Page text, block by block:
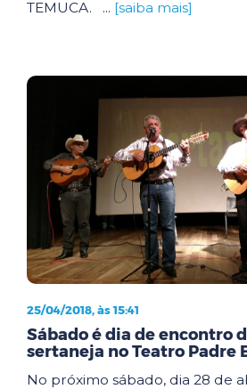
TEMUCA. ... [saiba mais]
25/04/2018, às 15:41
Sábado é dia de encontro
sertaneja no Teatro Padre
No próximo sábado, dia 28 de